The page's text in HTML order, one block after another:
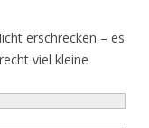
erschrecken – es
viel kleine